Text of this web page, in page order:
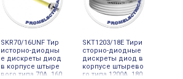
SKR70/16UNF Тир
исторно-диодны
е дискреты диод
в корпусе штыре
вого типа 70A 160
SKT1203/18E Тири
сторно-диодные
дискреты диод в
корпусе штырево
го типа 1200A 180